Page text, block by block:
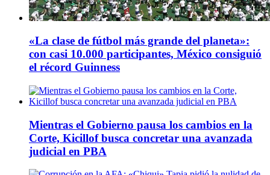
«La clase de fútbol más grande del planeta»:
con casi 10.000 participantes, México consiguió
el récord Guinness
Mientras el Gobierno pausa los cambios en la
Corte, Kicillof busca concretar una avanzada
judicial en PBA